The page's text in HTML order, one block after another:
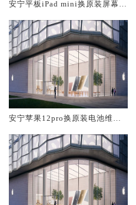
安宁平板iPad mini换原装屏幕服
安宁苹果12pro换原装电池维修